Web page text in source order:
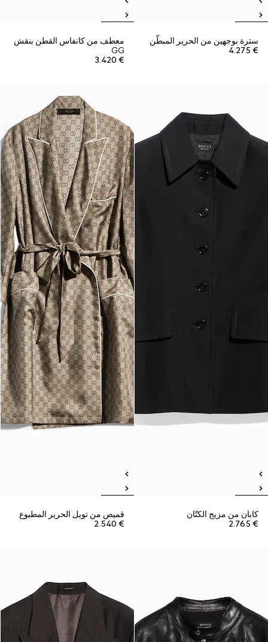
سترة بوجهين من الحرير المبطّن
€ 4.275
معطف من كانفاس القطن بنقش
GG
€ 3.420
كابان من مزيج الكتّان
€ 2.765
قميص من تويل الحرير المطبوع
€ 2.540